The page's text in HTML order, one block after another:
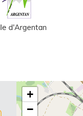
d'Argentan
+
−